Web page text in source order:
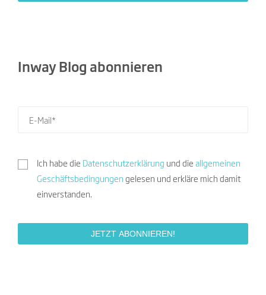
Inway Blog abonnieren
Ich habe die Datenschutzerklärung und die allgemeinen
Geschäftsbedingungen gelesen und erkläre mich damit
einverstanden.